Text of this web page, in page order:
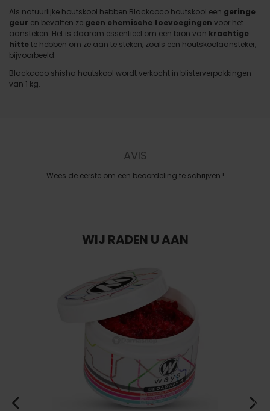
Als natuurlijke houtskool hebben Blackcoco houtskool een geringe
geur en bevatten ze geen chemische toevoegingen voor het
aansteken. Het is daarom essentieel om een bron van krachtige
hittete hebben om ze aan te steken, zoals een houtskoolaansteker,
bijvoorbeeld.
Blackcoco shisha houtskool wordt verkocht in blisterverpakkingen
van 1 kg.
AVIS
Wees de eerste om een beoordeling te schrijven !
WIJ RADEN U AAN
Vorige